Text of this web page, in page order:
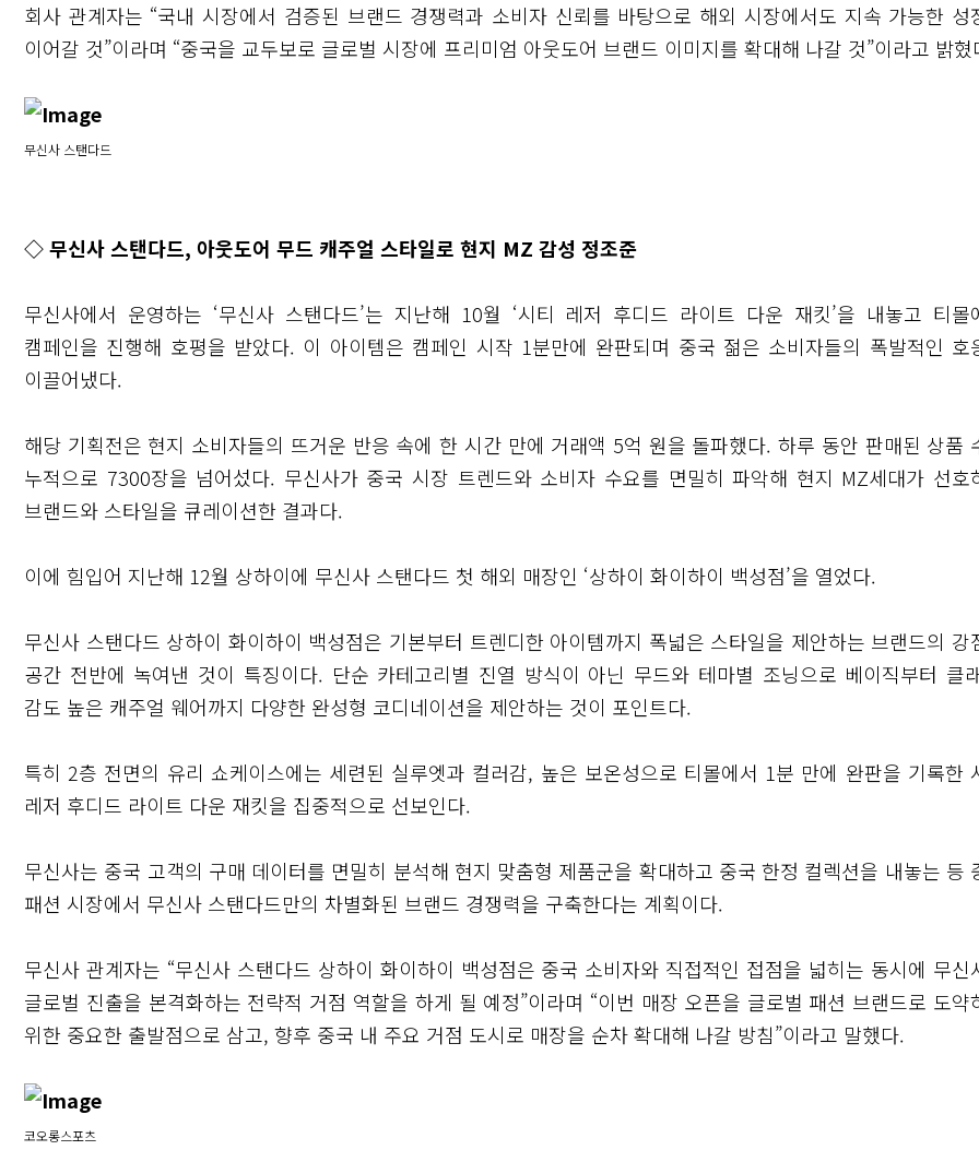
회사 관계자는 “국내 시장에서 검증된 브랜드 경쟁력과 소비자 신뢰를 바탕으로 해외 시장에서도 지속 가능한 성
이어갈 것”이라며 “중국을 교두보로 글로벌 시장에 프리미엄 아웃도어 브랜드 이미지를 확대해 나갈 것”이라고 밝혔
무신사 스탠다드
◇ 무신사 스탠다드, 아웃도어 무드 캐주얼 스타일로 현지 MZ 감성 정조준
무신사에서 운영하는 ‘무신사 스탠다드’는 지난해 10월 ‘시티 레저 후디드 라이트 다운 재킷’을 내놓고 티몰
캠페인을 진행해 호평을 받았다. 이 아이템은 캠페인 시작 1분만에 완판되며 중국 젊은 소비자들의 폭발적인 호
이끌어냈다.
해당 기획전은 현지 소비자들의 뜨거운 반응 속에 한 시간 만에 거래액 5억 원을 돌파했다. 하루 동안 판매된 상품
누적으로 7300장을 넘어섰다. 무신사가 중국 시장 트렌드와 소비자 수요를 면밀히 파악해 현지 MZ세대가 선호
브랜드와 스타일을 큐레이션한 결과다.
이에 힘입어 지난해 12월 상하이에 무신사 스탠다드 첫 해외 매장인 ‘상하이 화이하이 백성점’을 열었다.
무신사 스탠다드 상하이 화이하이 백성점은 기본부터 트렌디한 아이템까지 폭넓은 스타일을 제안하는 브랜드의 강
공간 전반에 녹여낸 것이 특징이다. 단순 카테고리별 진열 방식이 아닌 무드와 테마별 조닝으로 베이직부터 클
감도 높은 캐주얼 웨어까지 다양한 완성형 코디네이션을 제안하는 것이 포인트다.
특히 2층 전면의 유리 쇼케이스에는 세련된 실루엣과 컬러감, 높은 보온성으로 티몰에서 1분 만에 완판을 기록한
레저 후디드 라이트 다운 재킷을 집중적으로 선보인다.
무신사는 중국 고객의 구매 데이터를 면밀히 분석해 현지 맞춤형 제품군을 확대하고 중국 한정 컬렉션을 내놓는 등
패션 시장에서 무신사 스탠다드만의 차별화된 브랜드 경쟁력을 구축한다는 계획이다.
무신사 관계자는 “무신사 스탠다드 상하이 화이하이 백성점은 중국 소비자와 직접적인 접점을 넓히는 동시에 무신
글로벌 진출을 본격화하는 전략적 거점 역할을 하게 될 예정”이라며 “이번 매장 오픈을 글로벌 패션 브랜드로 도약
위한 중요한 출발점으로 삼고, 향후 중국 내 주요 거점 도시로 매장을 순차 확대해 나갈 방침”이라고 말했다.
코오롱스포츠